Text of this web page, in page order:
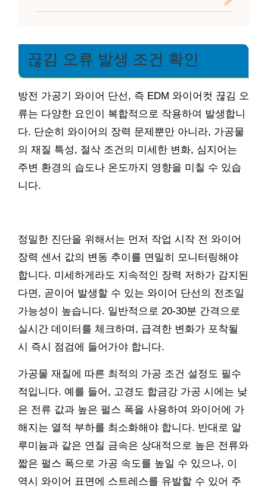
끊김 오류 발생 조건 확인
방전 가공기 와이어 단선, 즉 EDM 와이어컷 끊김 오
류는 다양한 요인이 복합적으로 작용하여 발생합니
다. 단순히 와이어의 장력 문제뿐만 아니라, 가공물
의 재질 특성, 절삭 조건의 미세한 변화, 심지어는
주변 환경의 습도나 온도까지 영향을 미칠 수 있습
니다.
정밀한 진단을 위해서는 먼저 작업 시작 전 와이어
장력 센서 값의 변동 추이를 면밀히 모니터링해야
합니다. 미세하게라도 지속적인 장력 저하가 감지된
다면, 곧이어 발생할 수 있는 와이어 단선의 전조일
가능성이 높습니다. 일반적으로 20-30분 간격으로
실시간 데이터를 체크하며, 급격한 변화가 포착될
시 즉시 점검에 들어가야 합니다.
가공물 재질에 따른 최적의 가공 조건 설정도 필수
적입니다. 예를 들어, 고경도 합금강 가공 시에는 낮
은 전류 값과 높은 펄스 폭을 사용하여 와이어에 가
해지는 열적 부하를 최소화해야 합니다. 반대로 알
루미늄과 같은 연질 금속은 상대적으로 높은 전류와
짧은 펄스 폭으로 가공 속도를 높일 수 있으나, 이
역시 와이어 표면에 스트레스를 유발할 수 있어 주